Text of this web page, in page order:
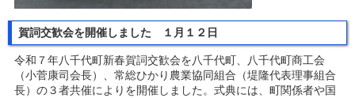
賀詞交歓会を開催しました １月１２日
令和７年八千代町新春賀詞交歓会を八千代町、八千代町商工会
（小菅康司会長）、常総ひかり農業協同組合（堤隆代表理事組合
長）の３者共催によりを開催しました。式典には、町関係者や国